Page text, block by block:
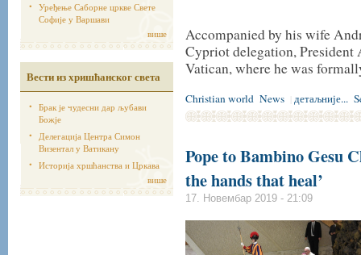
Уређење Саборне цркве Свете
Софије у Варшави
више
Вести из хришћанског света
Брак је чудесни дар љубави
Божје
Делегација Центра Симон
Визентал у Ватикану
Историја хршћанства и Цркава
више
Accompanied by his wife
Cypriot delegation, President
Vatican, where he was
Christian world News детаљније...
Pope to Bambino Gesu
the hands that heal’
17. Новембар 2019 - 21:09